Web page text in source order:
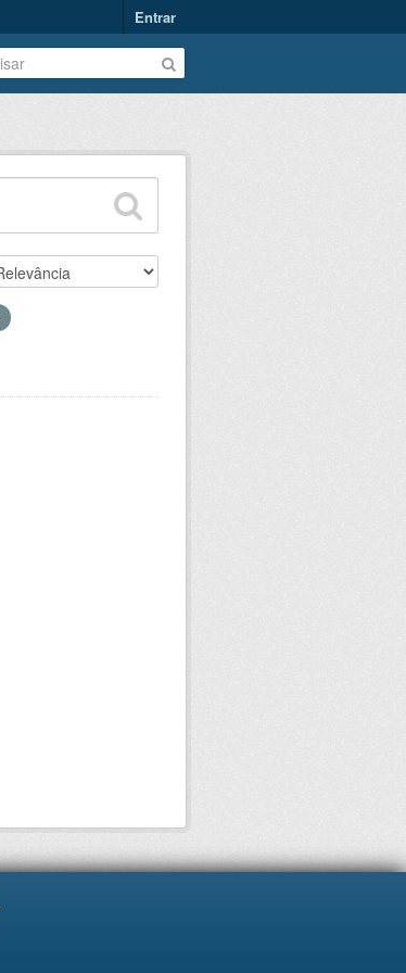
Entrar